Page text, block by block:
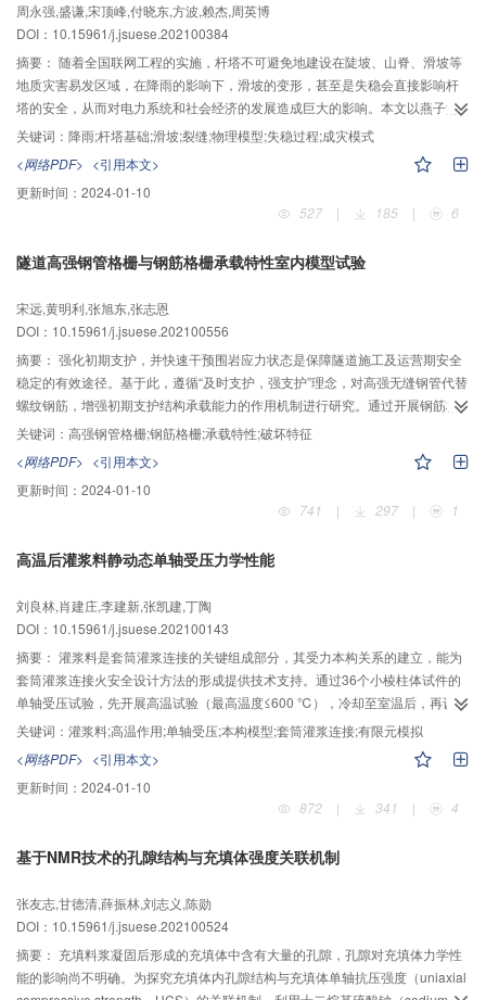
渗流场作用下人工冻结温度场进行较为准确的数学描述，为大流速渗透地层人
工冻结温度场的计算提供参考。
周永强,盛谦,宋顶峰,付晓东,方波,赖杰,周英博
DOI：10.15961/j.jsuese.202100384
摘要： 随着全国联网工程的实施，杆塔不可避免地建设在陡坡、山脊、滑坡等
地质灾害易发区域，在降雨的影响下，滑坡的变形，甚至是失稳会直接影响杆
塔的安全，从而对电力系统和社会经济的发展造成巨大的影响。本文以燕子滑
坡及杆塔基础为研究对象，基于物理模型试验，研究了极端降雨作用下不同相
对位置杆塔基础滑坡有裂缝时的失稳过程。首先，设计了杆塔基础滑坡的物理
模型试验方案；其次，分析了降雨过程中杆塔基础滑坡的宏观现象及滑坡体和
杆塔基础的变形和力学特征的变化过程；最后，总结了降雨作用下杆塔基础滑
坡成灾模式的分析流程。结果表明：降雨作用下，预制裂缝为雨水提供了优势
通，导致右端坡脚局部发生失稳而形成多级局部牵引滑动破坏；滑坡上的杆塔
间晚于前者，但滑坡外的底部杆塔基础在整个过程中没有发生破坏；降雨作用
下，燕子杆塔基础滑坡有裂缝时应以局部滑坡的变形和稳定性来分析杆塔基础
的成灾模式。本文的研究成果可为杆塔基础滑坡实际工程提供一个直观上的认
识和技术上的支撑。
关键词： 降雨;杆塔基础;滑坡;裂缝;物理模型;失稳过程;成灾模式
<网络PDF> <引用本文>
更新时间： 2024-01-10
527
| 185 | 6
隧道高强钢管格栅与钢筋格栅承载特性室内模型试验
宋远,黄明利,张旭东,张志恩
DOI：10.15961/j.jsuese.202100556
摘要： 强化初期支护，并快速干预围岩应力状态是保障隧道施工及运营期安全
稳定的有效途径。基于此，遵循“及时支护，强支护”理念，对高强无缝钢管代替
螺纹钢筋，增强初期支护结构承载能力的作用机制进行研究。通过开展钢筋格
栅和钢管格栅在单独受荷，与混凝土共同受荷条件下的室内加载试验，分析2种
支护结构的破坏形态、变形特征、极限承载力、全过程应力及裂缝发展规律。
研究结果表明：2种支护结构的用钢量基本相同，钢管格栅最大允许变形量和极
限承载力分别为钢筋格栅的1.6和1.8倍，验证了高强度无缝钢管可以有效改善格
栅结构的承载性能；钢筋格栅表现出折线形压弯破坏，而钢管格栅表现为平滑
混凝土试件相近的抗弯刚度，极限承载力较钢筋格栅混凝土试件提高了
承载能力；钢管格栅具有高强度高韧性的特点，结构受力合理，可以及时、有
效地对围岩提供径向支护力，适合于软弱破碎、早期变形速度快的围岩条件。
关键词： 高强钢管格栅;钢筋格栅;承载特性;破坏特征
<网络PDF> <引用本文>
更新时间： 2024-01-10
741
| 297 | 1
高温后灌浆料静动态单轴受压力学性能
刘良林,肖建庄,李建新,张凯建,丁陶
DOI：10.15961/j.jsuese.202100143
摘要： 灌浆料是套筒灌浆连接的关键组成部分，其受力本构关系的建立，能为
套筒灌浆连接火安全设计方法的形成提供技术支持。通过36个小棱柱体试件的
单轴受压试验，先开展高温试验（最高温度≤600 ℃），冷却至室温后，再设置
静、动态加载应变率，研究高温后灌浆料的单轴受压力学性能。结果表明：采
取105 ℃预烘干120 min，结合升温速率5 ℃/min的复合措施，抑制抗压强度为
85.7 MPa灌浆料的爆裂；灌浆料试件的失效模式为竖向通缝式开裂，且随着应
变率的增大，试件表面发生明显的剥落现象；动态加载应变率为0.067 s
高温后普遍高于静态下的试件峰值应力值，最高可达29.6%；动态加载应变率
中，弹性模量下降幅度最大可达57.0%，峰值应变增大幅度最大可达13.2%；高
展特征；通过试验数据的拟合分析，建立高温后灌浆料单轴受压归一化静动态
本构模型，并将其应用于高温后套筒灌浆连接高应力反复拉压的有限元模拟分
析。模拟对象的荷载–位移曲线、峰值荷载等特征与实测结果吻合度较高，且率
先实现模拟对象的套筒外钢筋断裂，得到400 ℃为高温作用后套筒灌浆连接失
关键词： 灌浆料;高温作用;单轴受压;本构模型;套筒灌浆连接;有限元模拟
<网络PDF> <引用本文>
更新时间： 2024-01-10
872
| 341 | 4
基于NMR技术的孔隙结构与充填体强度关联机制
张友志,甘德清,薛振林,刘志义,陈勋
DOI：10.15961/j.jsuese.202100524
摘要： 充填料浆凝固后形成的充填体中含有大量的孔隙，孔隙对充填体力学性
能的影响尚不明确。为探究充填体内孔隙结构与充填体单轴抗压强度（uniaxial